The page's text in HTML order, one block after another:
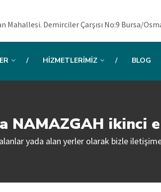
Mahallesi. Demirciler Çarşısı No:9 Bursa/
HIZMETLERIMIZ BLOG
NAMAZGAH ikinci
yada alan yerler olarak bizle